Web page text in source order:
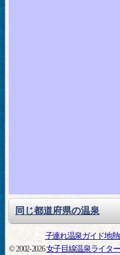
同じ都道府県の温泉